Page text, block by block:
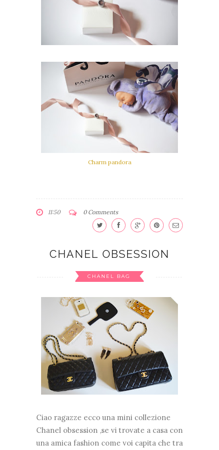
Charm pandora
11:50 0 Comments
CHANEL OBSESSION
CHANEL BAG
Ciao ragazze ecco una mini collezione
Chanel obsession ,se vi trovate a casa con
una amica fashion come voi capita che tra